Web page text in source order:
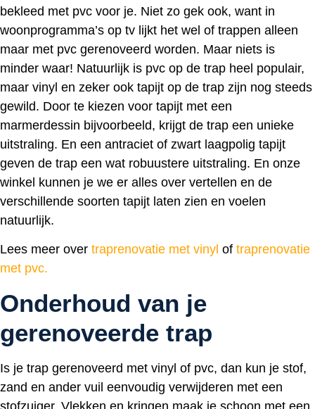
bekleed met pvc voor je. Niet zo gek ook, want in
woonprogramma’s op tv lijkt het wel of trappen alleen
maar met pvc gerenoveerd worden. Maar niets is
minder waar! Natuurlijk is pvc op de trap heel populair,
maar vinyl en zeker ook tapijt op de trap zijn nog steeds
gewild. Door te kiezen voor tapijt met een
marmerdessin bijvoorbeeld, krijgt de trap een unieke
uitstraling. En een antraciet of zwart laagpolig tapijt
geven de trap een wat robuustere uitstraling. En onze
winkel kunnen je we er alles over vertellen en de
verschillende soorten tapijt laten zien en voelen
natuurlijk.
Lees meer over traprenovatie met vinyl of traprenovatie
met pvc.
Onderhoud van je
gerenoveerde trap
Is je trap gerenoveerd met vinyl of pvc, dan kun je stof,
zand en ander vuil eenvoudig verwijderen met een
stofzuiger. Vlekken en kringen maak je schoon met een